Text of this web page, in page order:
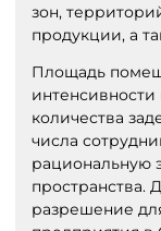
зон,
продукции, а
Площадь
количества
числа
рациональную
пространства.
разрешение